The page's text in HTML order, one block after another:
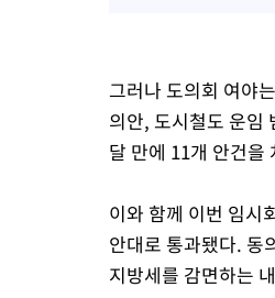
그러나 도의회 여야
의안, 도시철도 운임
달 만에 11개 안건을
이와 함께 이번 임시
안대로 통과됐다. 동
지방세를 감면하는